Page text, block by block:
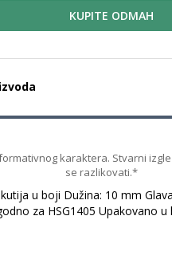
KUPITE ODMAH
karaktera. Stvarni
se razlikovati.*
u boji Dužina: 10 mm
za HSG1405 Upakovano